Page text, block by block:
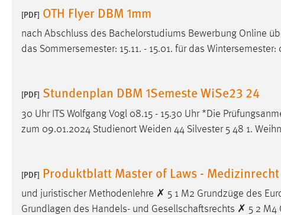
[PDF] OTH Flyer DBM 1mm
nach Abschluss des Bachelorstudiums Bewerbung Online
das Sommersemester: 15.11. - 15.01. für das Wintersemester:
[PDF] Stundenplan DBM 1Semeste WiSe23 24
30 Uhr ITS Wolfgang Vogl 08.15 - 15.30 Uhr *Die
zum 09.01.2024 Studienort Weiden 44 Silvester 5 48 1.
[PDF] Produktblatt Master of Laws -
und juristischer Methodenlehre ✗ 5 1 M2 Grundzüge des
Grundlagen des Handels- und Gesellschaftsrechts ✗ 5 2 M4
Zweck:
Wird benötigt um die Chatfunktion
nutzen zu können.
Cookie Laufzeit: MibewSessionID, mibew-chat-frame-
Jahre, MIBEW_UserID = 1 Jahr
Login
Zweck:
Dieser Cookie ist notwendig um sich an
Cookie Laufzeit: 24 Stunden